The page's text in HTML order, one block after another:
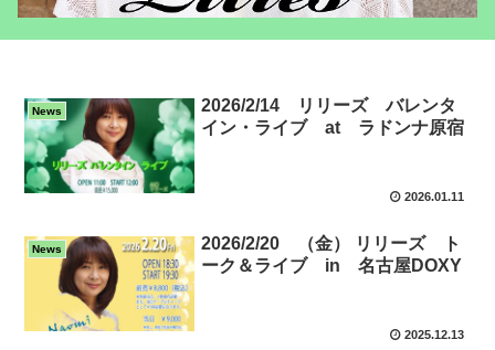
News
2026/2/14 リリーズ バレンタ
イン・ライブ at ラドンナ原宿
2026.01.11
News
2026/2/20 （金） リリーズ ト
ーク＆ライブ in 名古屋DOXY
2025.12.13